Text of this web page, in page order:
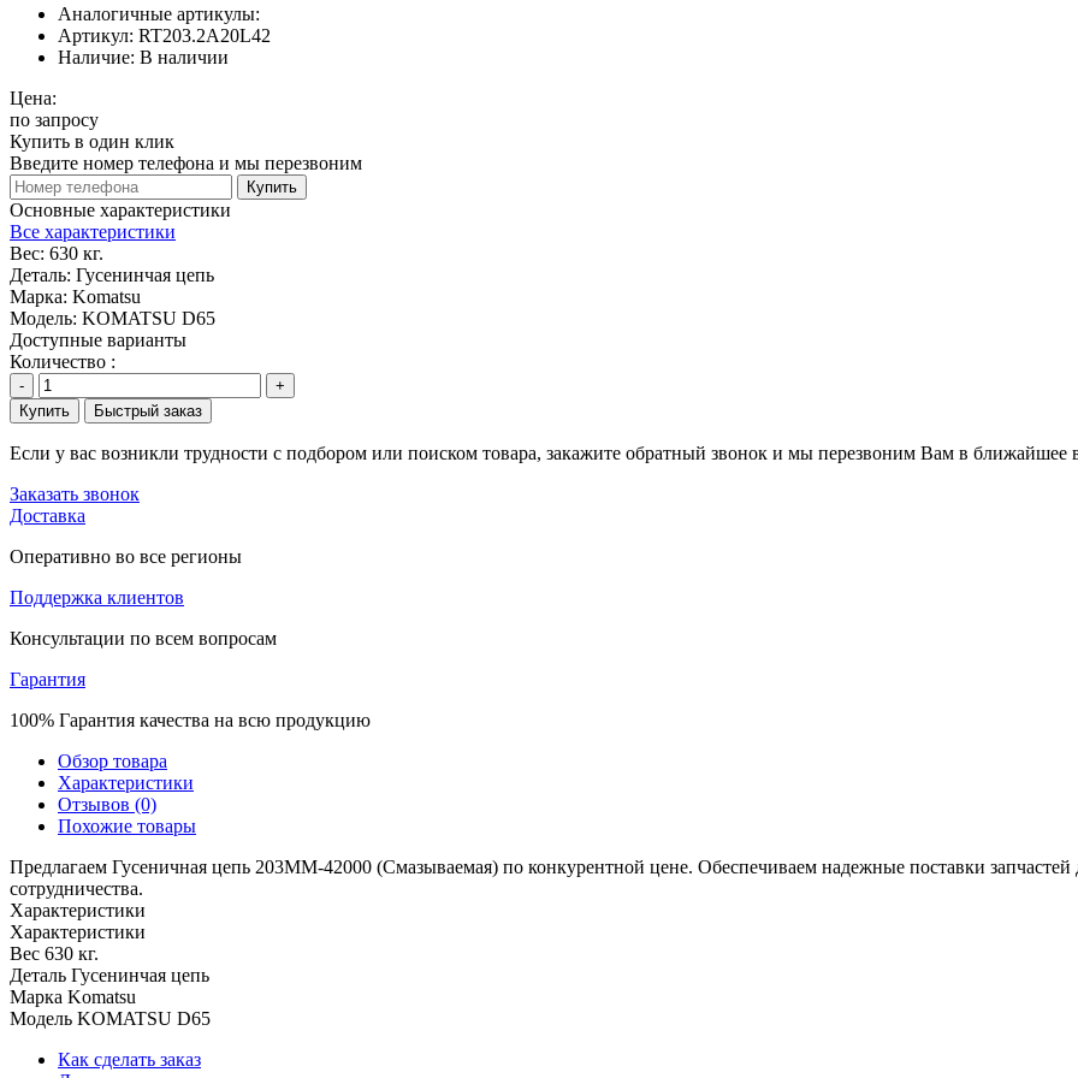
Аналогичные артикулы:
Артикул: RT203.2A20L42
Наличие: В наличии
Цена:
по запросу
Купить в один клик
Введите номер телефона и мы перезвоним
Купить
Основные характеристики
Все характеристики
Вес: 630 кг.
Деталь: Гусенинчая цепь
Марка: Komatsu
Модель: KOMATSU D65
Доступные варианты
Количество :
-
+
Купить
Быстрый заказ
Если у вас возникли трудности с подбором или поиском товара, закажите обратный звонок и мы перезвоним Вам в ближайшее
Заказать звонок
Доставка
Оперативно во все регионы
Поддержка клиентов
Консультации по всем вопросам
Гарантия
100% Гарантия качества на всю продукцию
Обзор товара
Характеристики
Отзывов (0)
Похожие товары
Предлагаем Гусеничная цепь 203MM-42000 (Смазываемая) по конкурентной цене. Обеспечиваем надежные поставки
сотрудничества.
Характеристики
Характеристики
Вес 630 кг.
Деталь Гусенинчая цепь
Марка Komatsu
Модель KOMATSU D65
Как сделать заказ